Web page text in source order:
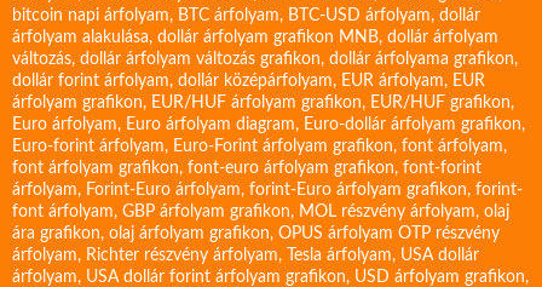
bitcoin napi árfolyam, BTC árfolyam, BTC-USD árfolyam, dollár
árfolyam alakulása, dollár árfolyam grafikon MNB, dollár árfolyam
változás, dollár árfolyam változás grafikon, dollár árfolyama grafikon,
dollár forint árfolyam, dollár középárfolyam, EUR árfolyam, EUR
árfolyam grafikon, EUR/HUF árfolyam grafikon, EUR/HUF grafikon,
Euro árfolyam, Euro árfolyam diagram, Euro-dollár árfolyam grafikon,
Euro-forint árfolyam, Euro-Forint árfolyam grafikon, font árfolyam,
font árfolyam grafikon, font-euro árfolyam grafikon, font-forint
árfolyam, Forint-Euro árfolyam, forint-Euro árfolyam grafikon, forint-
font árfolyam, GBP árfolyam grafikon, MOL részvény árfolyam, olaj
ára grafikon, olaj árfolyam grafikon, OPUS árfolyam OTP részvény
árfolyam, Richter részvény árfolyam, Tesla árfolyam, USA dollár
árfolyam, USA dollár forint árfolyam grafikon, USD árfolyam grafikon,